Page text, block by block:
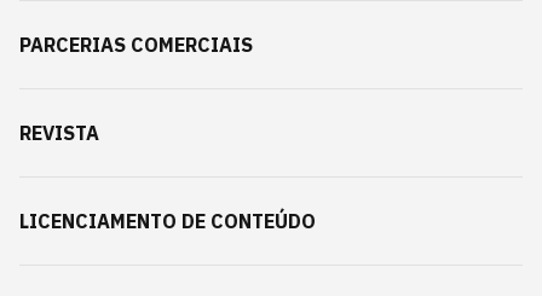
PARCERIAS COMERCIAIS
REVISTA
LICENCIAMENTO DE CONTEÚDO